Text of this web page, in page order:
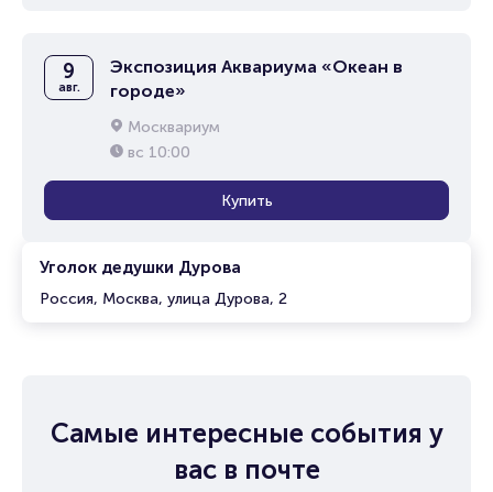
Уголок дедушки Дурова
Россия, Москва, улица Дурова, 2
9
авг.
Экспозиция Аквариума «Океан в
городе»
Москвариум
вс 10:00
Купить
Самые интересные события у
вас в почте